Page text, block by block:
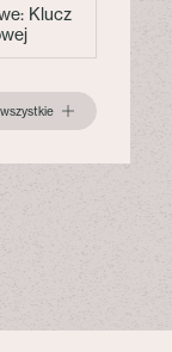
Klucz